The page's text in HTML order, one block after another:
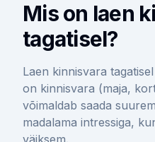
Mis on laen
tagatisel?
Laen kinnisvara
on kinnisvara (maja,
võimaldab saada
madalama intressiga,
väiksem.